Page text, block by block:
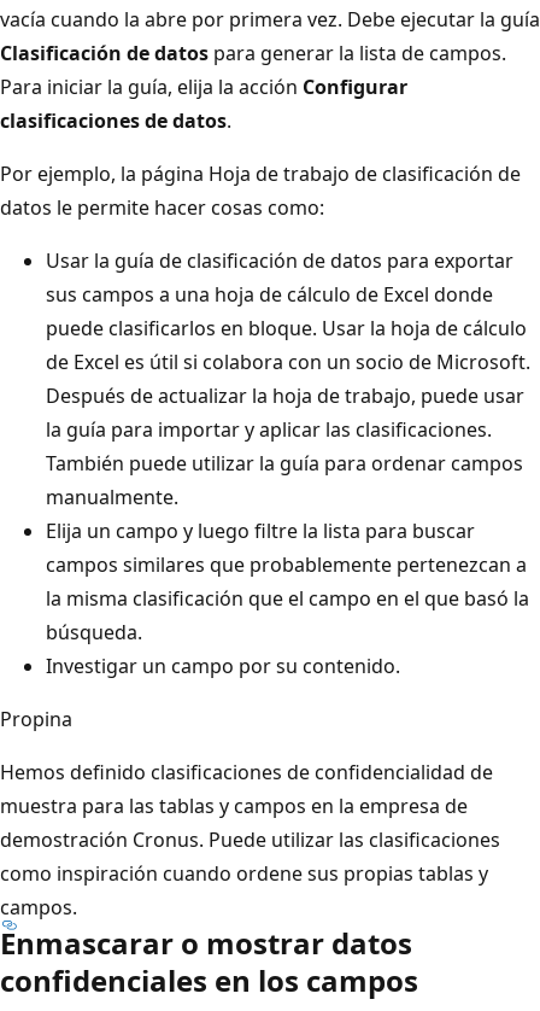
vacía cuando la abre por primera vez. Debe ejecutar la guía
Clasificación de datos para generar la lista de campos.
Para iniciar la guía, elija la acción Configurar
clasificaciones de datos.
Por ejemplo, la página Hoja de trabajo de clasificación de
datos le permite hacer cosas como:
Usar la guía de clasificación de datos para exportar
sus campos a una hoja de cálculo de Excel donde
puede clasificarlos en bloque. Usar la hoja de cálculo
de Excel es útil si colabora con un socio de Microsoft.
Después de actualizar la hoja de trabajo, puede usar
la guía para importar y aplicar las clasificaciones.
También puede utilizar la guía para ordenar campos
manualmente.
Elija un campo y luego filtre la lista para buscar
campos similares que probablemente pertenezcan a
la misma clasificación que el campo en el que basó la
búsqueda.
Investigar un campo por su contenido.
Propina
Hemos definido clasificaciones de confidencialidad de
muestra para las tablas y campos en la empresa de
demostración Cronus. Puede utilizar las clasificaciones
como inspiración cuando ordene sus propias tablas y
campos.
Enmascarar o mostrar datos
confidenciales en los campos